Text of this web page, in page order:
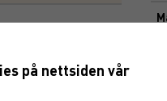
→ aug 7, 2026
på nettsiden vår